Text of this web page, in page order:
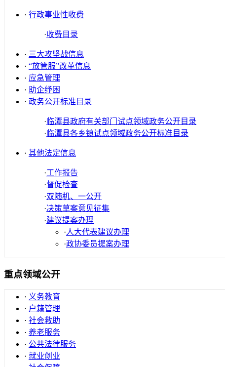
· 行政事业性收费
·收费目录
· 三大攻坚战信息
· “放管服”改革信息
· 应急管理
· 助企纾困
· 政务公开标准目录
· 临潭县政府有关部门试点领域政务公开目录
· 临潭县各乡镇试点领域政务公开标准目录
· 其他法定信息
·工作报告
·督促检查
·双随机、一公开
·决策草案意见征集
·建议提案办理
·人大代表建议办理
·政协委员提案办理
重点领域公开
· 义务教育
· 户籍管理
· 社会救助
· 养老服务
· 公共法律服务
· 就业创业